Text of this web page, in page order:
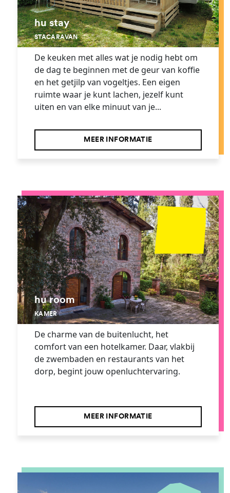
hu stay
STACARAVAN
De keuken met alles wat je nodig hebt om
de dag te beginnen met de geur van koffie
en het getjilp van vogeltjes. Een eigen
ruimte waar je kunt lachen, jezelf kunt
uiten en van elke minuut van je...
MEER INFORMATIE
hu room
KAMER
De charme van de buitenlucht, het
comfort van een hotelkamer. Daar, vlakbij
de zwembaden en restaurants van het
dorp, begint jouw openluchtervaring.
MEER INFORMATIE